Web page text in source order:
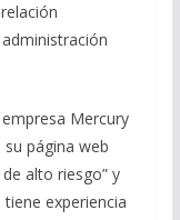
Mercury
su página web
alto riesgo” y
experiencia